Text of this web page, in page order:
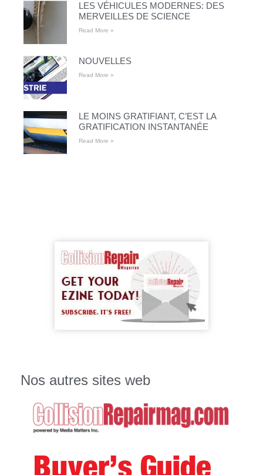
LES VÉHICULES MODERNES: DES
MERVEILLES DE SCIENCE
Read More »
NOUVELLES
Read More »
LE MOINS GRATIFIANT, C’EST LA
GRATIFICATION INSTANTANÉE
Read More »
Nos autres sites web